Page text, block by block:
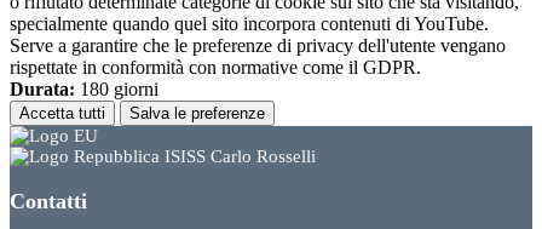
specialmente quando quel sito incorpora contenuti di YouTube.
Serve a garantire che le preferenze di privacy dell'utente vengano
rispettate in conformità con normative come il GDPR.
Durata: 180 giorni
Accetta tutti Salva le preferenze
ISISS Carlo Rosselli
Contatti